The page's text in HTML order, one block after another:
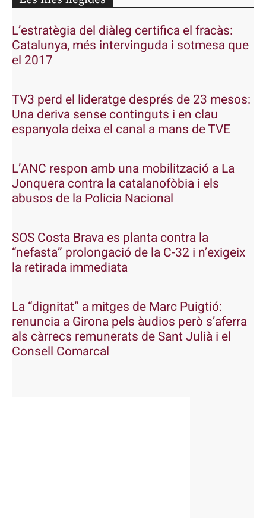
L’estratègia del diàleg certifica el fracàs:
Catalunya, més intervinguda i sotmesa que
el 2017
TV3 perd el lideratge després de 23 mesos:
Una deriva sense continguts i en clau
espanyola deixa el canal a mans de TVE
L’ANC respon amb una mobilització a La
Jonquera contra la catalanofòbia i els
abusos de la Policia Nacional
SOS Costa Brava es planta contra la
“nefasta” prolongació de la C-32 i n’exigeix
la retirada immediata
La “dignitat” a mitges de Marc Puigtió:
renuncia a Girona pels àudios però s’aferra
als càrrecs remunerats de Sant Julià i el
Consell Comarcal